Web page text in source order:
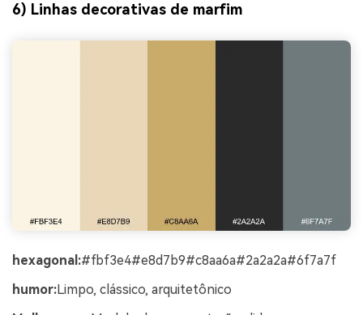
6) Linhas decorativas de marfim
hexagonal:#fbf3e4#e8d7b9#c8aa6a#2a2a2a#6f7a7f
humor:Limpo, clássico, arquitetônico